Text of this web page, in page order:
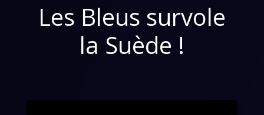
Les Bleus survole
la Suède !